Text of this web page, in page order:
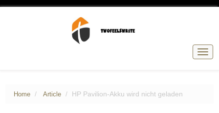
Home Article HP Pavilion-Akku wird nicht geladen